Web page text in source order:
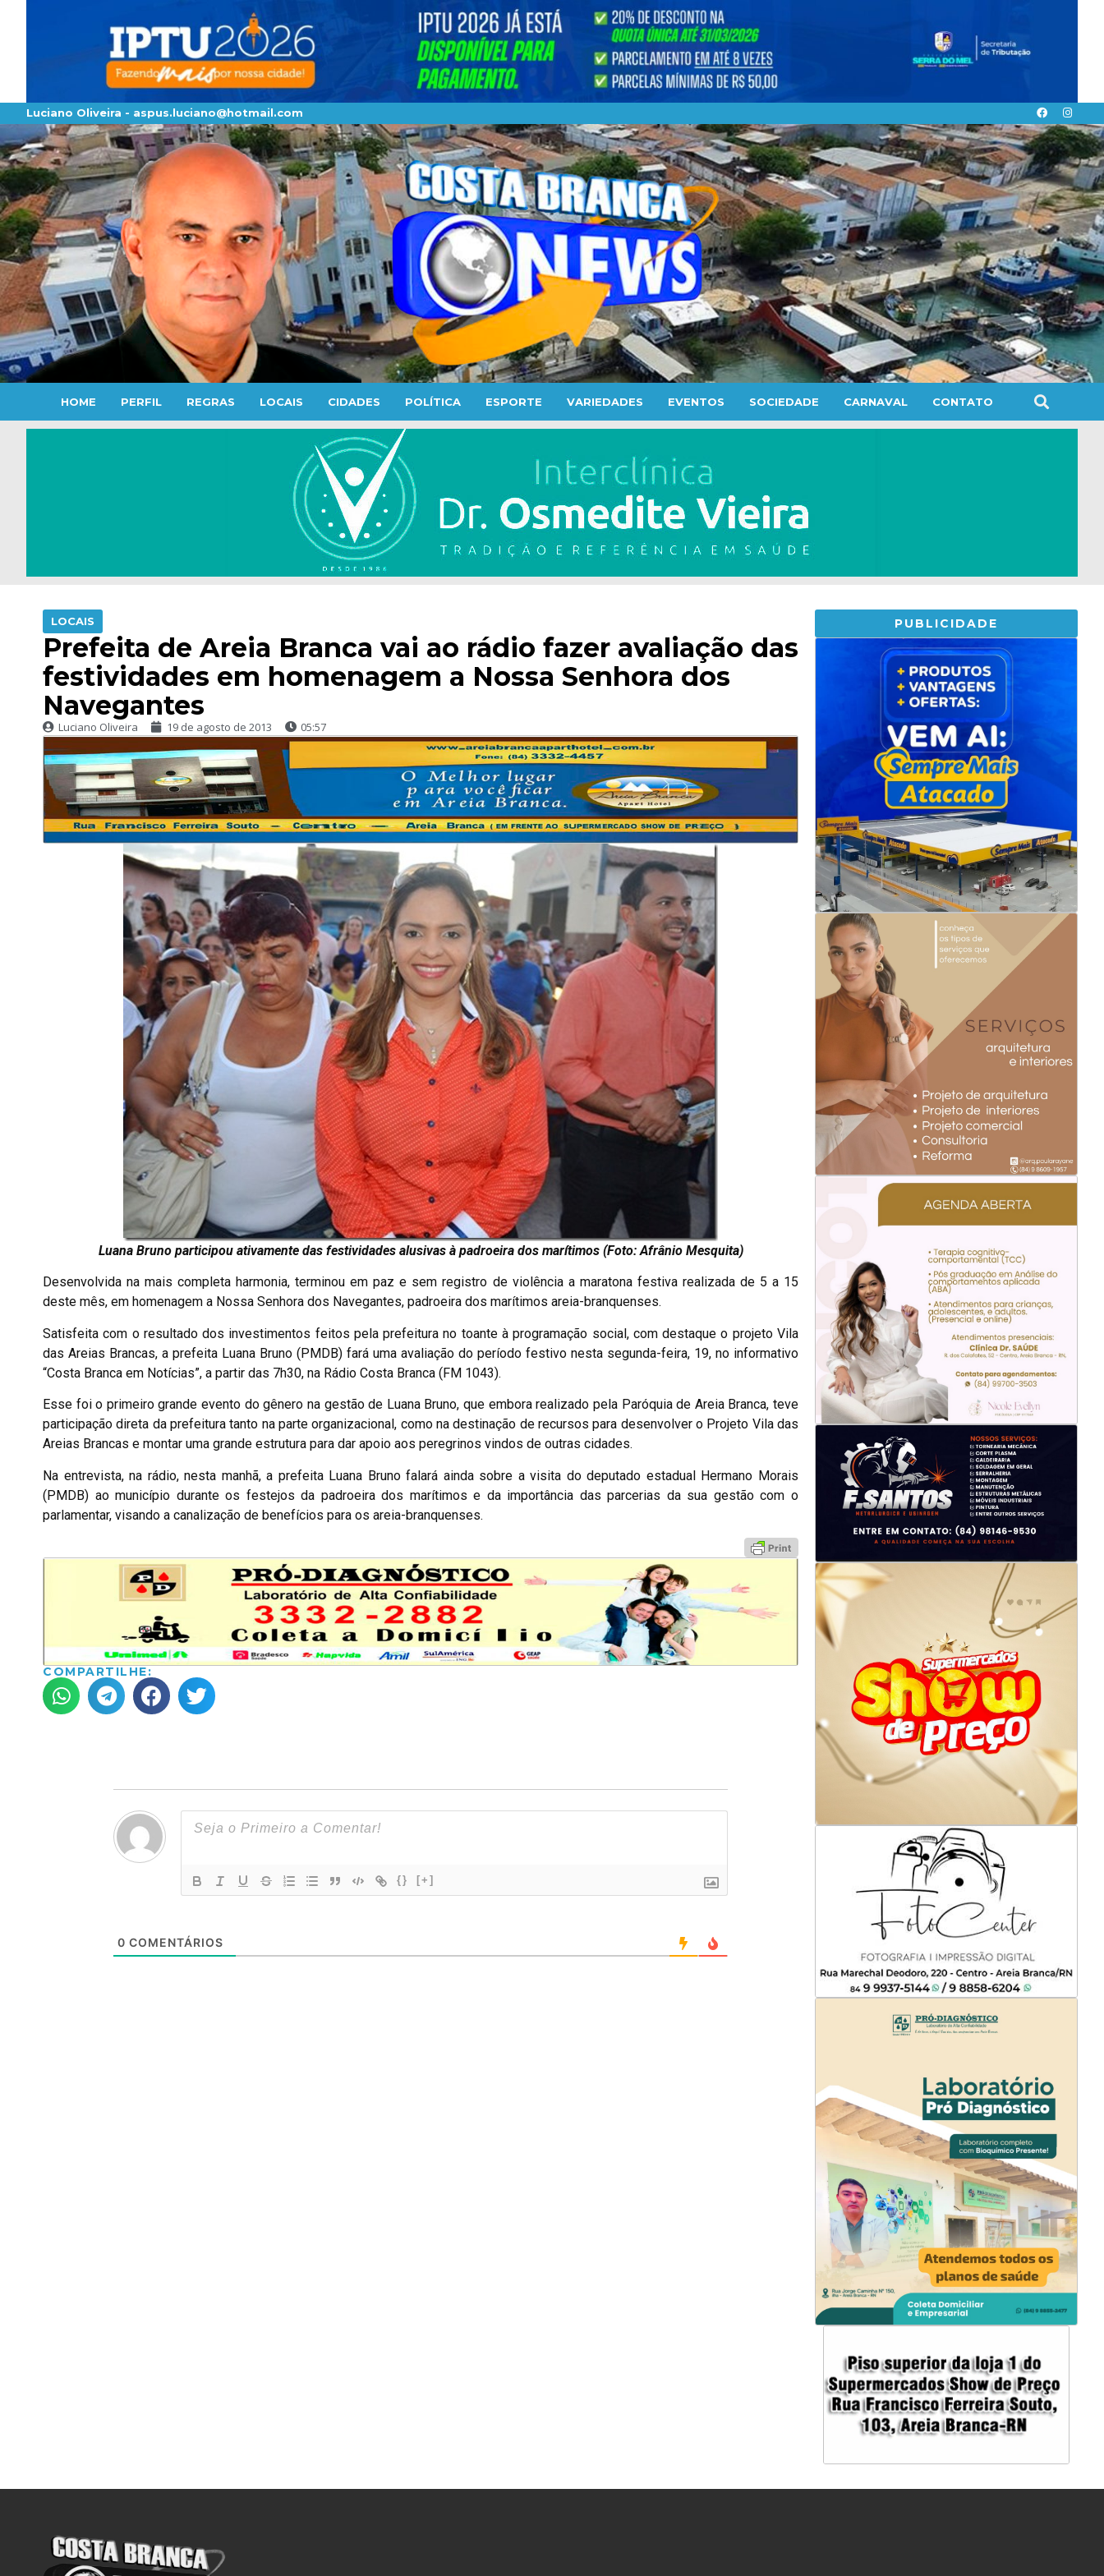
Luciano Oliveira - aspus.luciano@hotmail.com
HOME PERFIL REGRAS LOCAIS CIDADES POLÍTICA ESPORTE VARIEDADES EVENTOS SOCIEDADE CARNAVAL CONTATO
LOCAIS
Prefeita de Areia Branca vai ao rádio fazer avaliação das
festividades em homenagem a Nossa Senhora dos
Navegantes
Luciano Oliveira 19 de agosto de 2013 05:57
Luana Bruno participou ativamente das festividades alusivas à padroeira dos marítimos (Foto: Afrânio Mesquita)
Desenvolvida na mais completa harmonia, terminou em paz e sem registro de violência a maratona festiva realizada de 5 a 15
deste mês, em homenagem a Nossa Senhora dos Navegantes, padroeira dos marítimos areia-branquenses.
Satisfeita com o resultado dos investimentos feitos pela prefeitura no toante à programação social, com destaque o projeto Vila
das Areias Brancas, a prefeita Luana Bruno (PMDB) fará uma avaliação do período festivo nesta segunda-feira, 19, no informativo
“Costa Branca em Notícias”, a partir das 7h30, na Rádio Costa Branca (FM 1043).
Esse foi o primeiro grande evento do gênero na gestão de Luana Bruno, que embora realizado pela Paróquia de Areia Branca, teve
participação direta da prefeitura tanto na parte organizacional, como na destinação de recursos para desenvolver o Projeto Vila das
Areias Brancas e montar uma grande estrutura para dar apoio aos peregrinos vindos de outras cidades.
Na entrevista, na rádio, nesta manhã, a prefeita Luana Bruno falará ainda sobre a visita do deputado estadual Hermano Morais
(PMDB) ao município durante os festejos da padroeira dos marítimos e da importância das parcerias da sua gestão com o
parlamentar, visando a canalização de benefícios para os areia-branquenses.
COMPARTILHE:
{} [+]
0 COMENTÁRIOS
PUBLICIDADE